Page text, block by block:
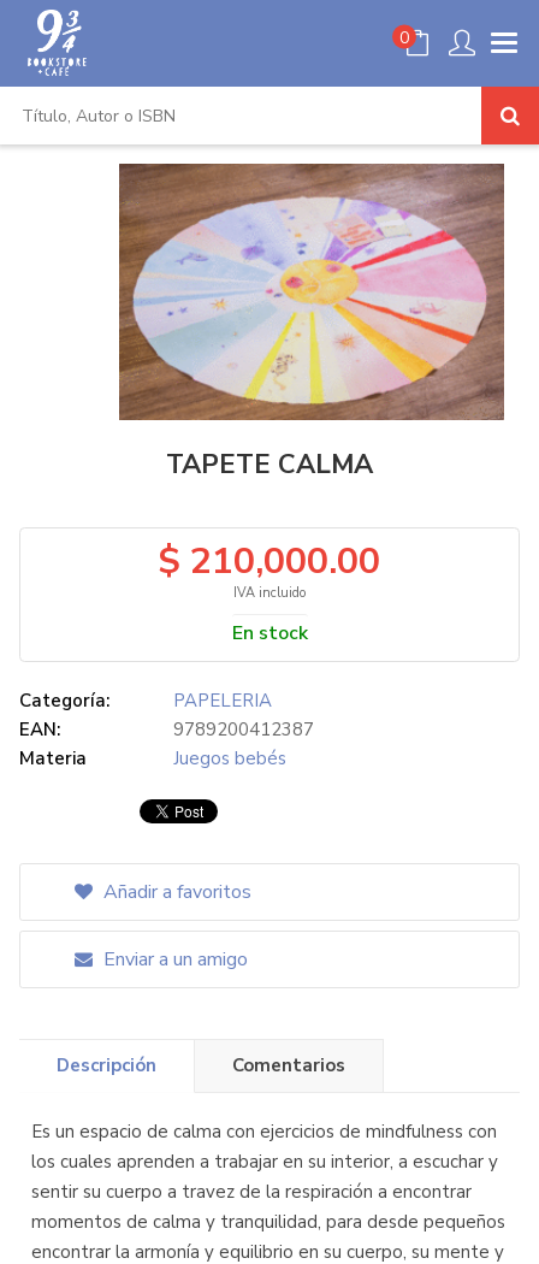
0
TAPETE CALMA
$ 210,000.00
IVA incluido
En stock
Categoría:
PAPELERIA
EAN:
9789200412387
Materia
Juegos bebés
Añadir a favoritos
Enviar a un amigo
Descripción Comentarios
Es un espacio de calma con ejercicios de mindfulness con
los cuales aprenden a trabajar en su interior, a escuchar y
sentir su cuerpo a travez de la respiración a encontrar
momentos de calma y tranquilidad, para desde pequeños
encontrar la armonía y equilibrio en su cuerpo, su mente y